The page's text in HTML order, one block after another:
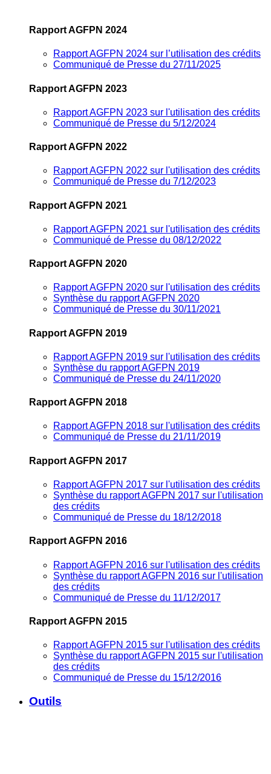
Rapport AGFPN 2024
Rapport AGFPN 2024 sur l’utilisation des crédits
Communiqué de Presse du 27/11/2025
Rapport AGFPN 2023
Rapport AGFPN 2023 sur l'utilisation des crédits
Communiqué de Presse du 5/12/2024
Rapport AGFPN 2022
Rapport AGFPN 2022 sur l'utilisation des crédits
Communiqué de Presse du 7/12/2023
Rapport AGFPN 2021
Rapport AGFPN 2021 sur l'utilisation des crédits
Communiqué de Presse du 08/12/2022
Rapport AGFPN 2020
Rapport AGFPN 2020 sur l'utilisation des crédits
Synthèse du rapport AGFPN 2020
Communiqué de Presse du 30/11/2021
Rapport AGFPN 2019
Rapport AGFPN 2019 sur l'utilisation des crédits
Synthèse du rapport AGFPN 2019
Communiqué de Presse du 24/11/2020
Rapport AGFPN 2018
Rapport AGFPN 2018 sur l'utilisation des crédits
Communiqué de Presse du 21/11/2019
Rapport AGFPN 2017
Rapport AGFPN 2017 sur l'utilisation des crédits
Synthèse du rapport AGFPN 2017 sur l'utilisation
des crédits
Communiqué de Presse du 18/12/2018
Rapport AGFPN 2016
Rapport AGFPN 2016 sur l'utilisation des crédits
Synthèse du rapport AGFPN 2016 sur l'utilisation
des crédits
Communiqué de Presse du 11/12/2017
Rapport AGFPN 2015
Rapport AGFPN 2015 sur l'utilisation des crédits
Synthèse du rapport AGFPN 2015 sur l'utilisation
des crédits
Communiqué de Presse du 15/12/2016
Outils